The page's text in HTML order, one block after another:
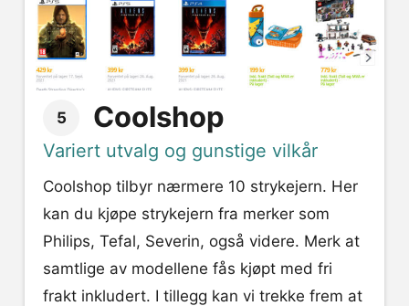
5 Coolshop
Variert utvalg og gunstige vilkår
Coolshop tilbyr nærmere 10 strykejern. Her
kan du kjøpe strykejern fra merker som
Philips, Tefal, Severin, også videre. Merk at
samtlige av modellene fås kjøpt med fri
frakt inkludert. I tillegg kan vi trekke frem at